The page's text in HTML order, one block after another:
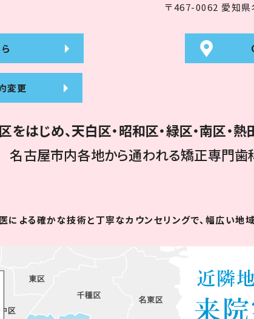
変更
〒467-0062 愛知県
をはじめ、天白区・昭和区・緑区・南区・
名古屋市内各地から通われる矯正専門歯
による確かな技術と丁寧なカウンセリングで、 幅広い地